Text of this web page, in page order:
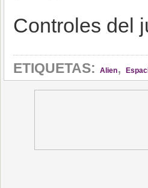
Controles del
ETIQUETAS: Alien,